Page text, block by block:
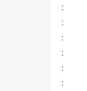
:
:
:
:
:
: